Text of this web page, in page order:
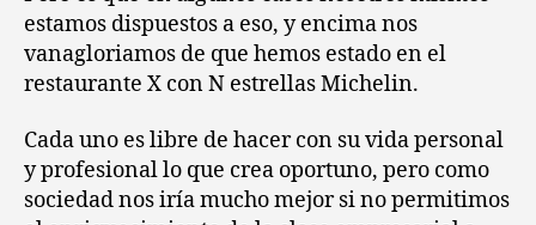
estamos dispuestos a eso, y encima nos
vanagloriamos de que hemos estado en el
restaurante X con N estrellas Michelin.
Cada uno es libre de hacer con su vida personal
y profesional lo que crea oportuno, pero como
sociedad nos iría mucho mejor si no permitimos